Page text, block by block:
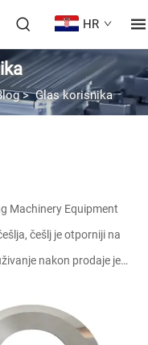
HR
>Glas korisnika
Machinery Equipment
češlj je otporniji na
nakon prodaje je